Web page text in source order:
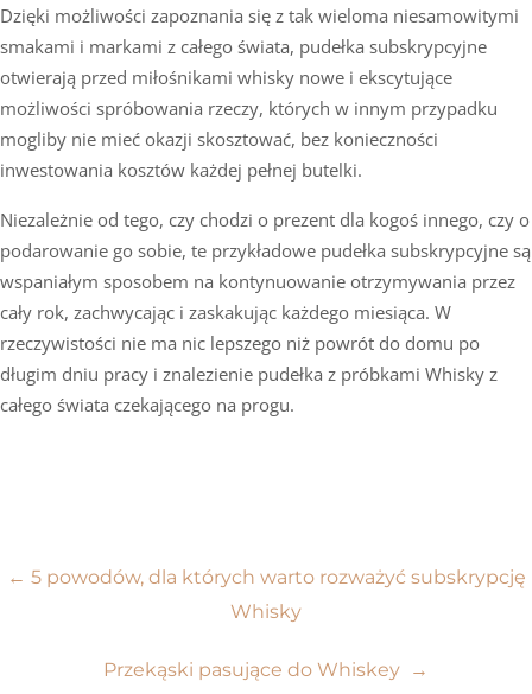
Dzięki możliwości zapoznania się z tak wieloma niesamowitymi
smakami i markami z całego świata, pudełka subskrypcyjne
otwierają przed miłośnikami whisky nowe i ekscytujące
możliwości spróbowania rzeczy, których w innym przypadku
mogliby nie mieć okazji skosztować, bez konieczności
inwestowania kosztów każdej pełnej butelki.
Niezależnie od tego, czy chodzi o prezent dla kogoś innego, czy o
podarowanie go sobie, te przykładowe pudełka subskrypcyjne są
wspaniałym sposobem na kontynuowanie otrzymywania przez
cały rok, zachwycając i zaskakując każdego miesiąca. W
rzeczywistości nie ma nic lepszego niż powrót do domu po
długim dniu pracy i znalezienie pudełka z próbkami Whisky z
całego świata czekającego na progu.
Nawigacja
← 5 powodów, dla których warto rozważyć subskrypcję
Whisky
Przekąski pasujące do Whiskey →